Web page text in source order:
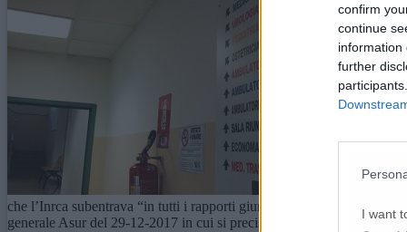
confirm
continue
information
further
I want
che l’Inrca subentrava “in tutti i rapporti giuridici attivi e passivi
generale Asur del 29-12-2017 in cui si precisa che il contenzioso